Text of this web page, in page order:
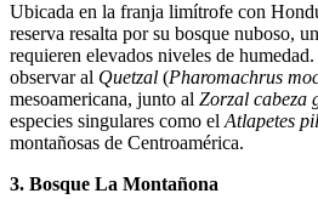
Ubicada en la franja limítrofe con
reserva resalta por su bosque nuboso,
requieren elevados niveles de
observar al Quetzal (Pharomachrus
mesoamericana, junto al Zorzal cabeza
especies singulares como el Atlapetes
montañosas de Centroamérica.
3. Bosque La Montañona